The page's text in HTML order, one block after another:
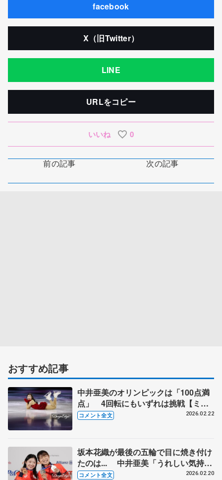
facebook
X（旧Twitter）
LINE
URLをコピー
いいね 0
前の記事 次の記事
おすすめ記事
中井亜美のオリンピックは「100点満
点」 4回転にもいずれは挑戦【ミラ
ノ五輪エキシビション後】
コメント全文 2026.02.22
坂本花織が最後の五輪で目に焼き付け
たのは... 中井亜美「うれしい気持ち
もあるが、ここからスタート」 【ミ
コメント全文 2026.02.20